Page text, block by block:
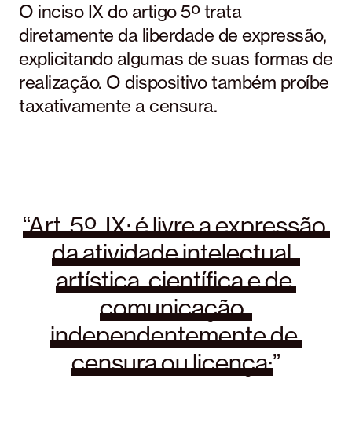
O inciso IX do artigo 5º trata
diretamente da liberdade de expressão,
explicitando algumas de suas formas de
realização. O dispositivo também proíbe
taxativamente a censura.
“Art. 5º, IX: é livre a expressão
da atividade intelectual,
artística, científica e de
comunicação,
independentemente de
censura ou licença;”